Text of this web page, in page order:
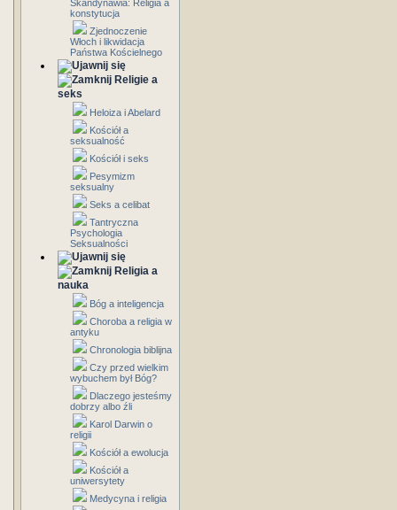
Skandynawia: Religia a
konstytucja
Zjednoczenie
Włoch i likwidacja
Państwa Kościelnego
Religie a
seks
Heloiza i Abelard
Kościół a
seksualność
Kościół i seks
Pesymizm
seksualny
Seks a celibat
Tantryczna
Psychologia
Seksualności
Religia a
nauka
Bóg a inteligencja
Choroba a religia w
antyku
Chronologia biblijna
Czy przed wielkim
wybuchem był Bóg?
Dlaczego jesteśmy
dobrzy albo źli
Karol Darwin o
religii
Kościół a ewolucja
Kościół a
uniwersytety
Medycyna i religia